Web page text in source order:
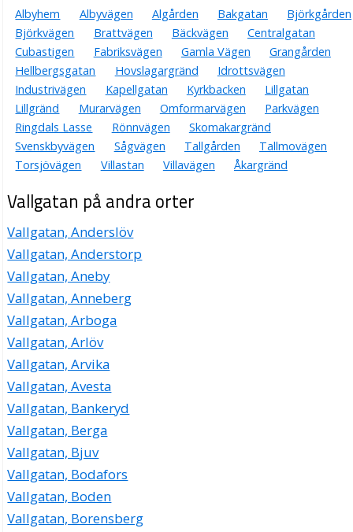
Albyhem Albyvägen Algården Bakgatan
Björkgården
Björkvägen
Brattvägen Bäckvägen
Centralgatan
Cubastigen
Fabriksvägen Gamla Vägen
Grangården
Hellbergsgatan
Hovslagargränd
Idrottsvägen
Industrivägen
Kapellgatan Kyrkbacken
Lillgatan
Lillgränd
Murarvägen Omformarvägen
Parkvägen
Ringdals Lasse
Rönnvägen
Skomakargränd
Svenskbyvägen
Sågvägen Tallgården
Tallmovägen
Torsjövägen
Villastan Villavägen Åkargränd
Vallgatan på andra orter
Vallgatan, Anderslöv
Vallgatan, Anderstorp
Vallgatan, Aneby
Vallgatan, Anneberg
Vallgatan, Arboga
Vallgatan, Arlöv
Vallgatan, Arvika
Vallgatan, Avesta
Vallgatan, Bankeryd
Vallgatan, Berga
Vallgatan, Bjuv
Vallgatan, Bodafors
Vallgatan, Boden
Vallgatan, Borensberg